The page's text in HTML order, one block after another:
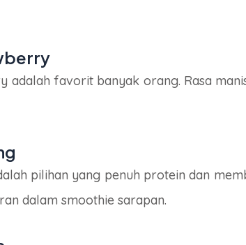
adalah favorit banyak orang. Rasa
pilihan yang penuh protein dan
dalam smoothie sarapan.